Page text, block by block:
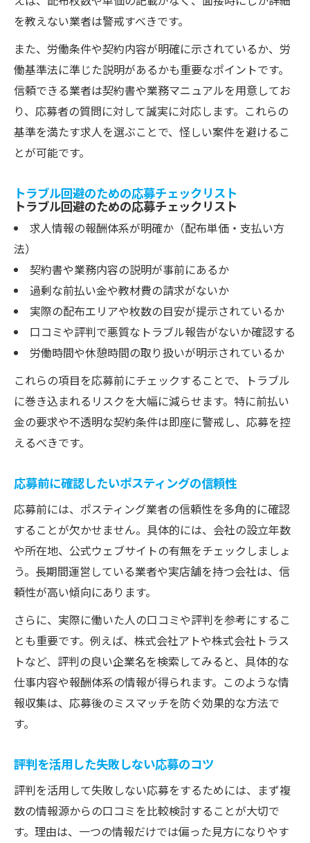
を教えない業者は警戒すべきです。
また、労働条件や契約内容が明確に示されているか、労
働基準法に準じた説明があるかも重要なポイントです。
信頼できる業者は契約書や業務マニュアルを用意してお
り、応募者の質問に対して誠実に対応します。これらの
基準を満たす求人を選ぶことで、怪しい案件を避けるこ
とが可能です。
トラブル回避のための応募チェックリスト
トラブル回避のための応募チェックリスト
求人情報の報酬体系が明確か（配布単価・支払い方
法）
契約書や業務内容の説明が事前にあるか
過剰な前払い金や教材費の請求がないか
実際の配布エリアや枚数の目安が提示されているか
口コミや評判で悪質なトラブル報告がないか確認する
労働時間や休憩時間の取り扱いが明示されているか
これらの項目を応募前にチェックすることで、トラブル
に巻き込まれるリスクを大幅に減らせます。特に前払い
金の要求や不透明な契約条件は即座に警戒し、応募を控
えるべきです。
応募前に確認したいポスティングの信頼性
応募前には、ポスティング業者の信頼性を多角的に確認
することが欠かせません。具体的には、会社の設立年数
や所在地、公式ウェブサイトの有無をチェックしましょ
う。長期間運営している業者や実店舗を持つ会社は、信
頼性が高い傾向にあります。
さらに、実際に働いた人の口コミや評判を参考にするこ
とも重要です。例えば、株式会社アトや株式会社トラス
トなど、評判の良い企業名を検索してみると、具体的な
仕事内容や報酬体系の情報が得られます。このような情
報収集は、応募後のミスマッチを防ぐ効果的な方法で
す。
評判を活用した失敗しない応募のコツ
評判を活用して失敗しない応募をするためには、まず複
数の情報源からの口コミを比較検討することが大切で
す。理由は、一つの情報だけでは偏った見方になりやす